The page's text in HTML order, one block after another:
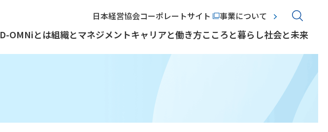
日本経営協会コーポレートサイト 事業について
D-OMNiとは組織とマネジメントキャリアと働き方こころと暮らし社会と未来